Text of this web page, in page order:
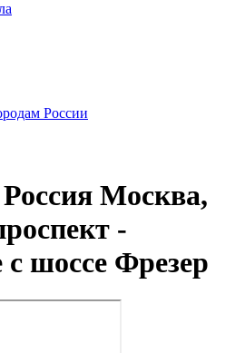
России
Москва,
-
с шоссе Фрезер